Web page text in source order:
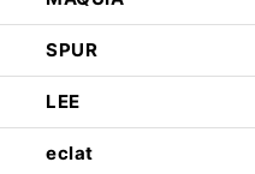
SPUR
LEE
eclat